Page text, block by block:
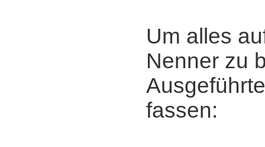
Um alles
Nenner zu
fassen: